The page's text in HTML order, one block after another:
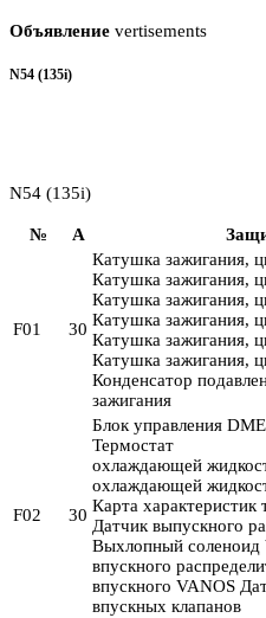
Объявление vertisements
N54 (135i)
N54 (135i)
№ A
F01 30
Катушка зажигания,
Катушка зажигания,
Катушка зажигания,
Катушка зажигания,
Катушка зажигания,
Катушка зажигания,
Конденсатор
зажигания
F02 30
Блок управления DME
Термостат
охлаждающей
охлаждающей
Карта характеристик
Датчик выпускного
Выхлопный соленоид
впускного
впускного VANOS
впускных клапанов